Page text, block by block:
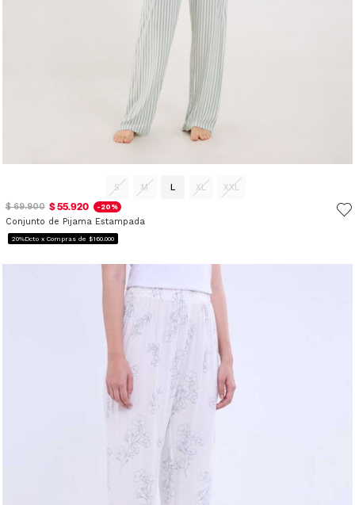
S M L XL
XXL
$ 69.900 $ 55.920 -20%
Conjunto de Pijama Estampada
20%Dcto x Compras de $160.000